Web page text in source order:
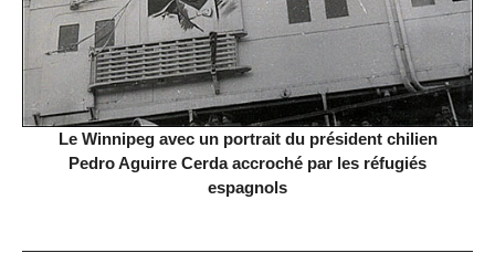
Le Winnipeg avec un portrait du président chilien
Pedro Aguirre Cerda accroché par les réfugiés
espagnols